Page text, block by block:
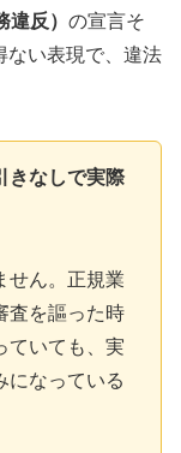
反） の宣言そ
ない表現で、違法
きなしで実際
せん。正規業
査を謳った時
ていても、実
になっている